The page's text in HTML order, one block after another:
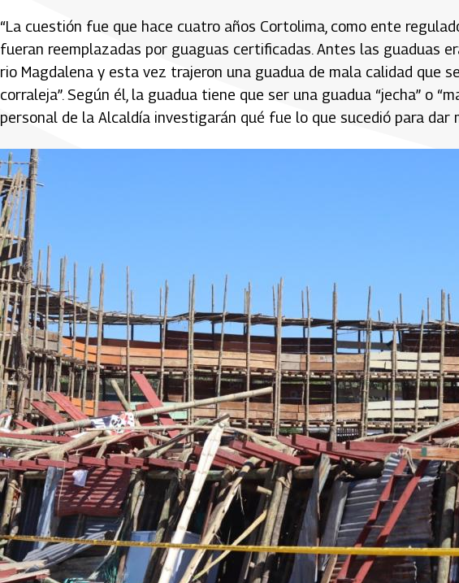
“La cuestión fue que hace cuatro años Cortolima, como ente
fueran reemplazadas por guaguas certificadas. Antes las guaduas
rio Magdalena y esta vez trajeron una guadua de mala calidad que
corraleja”. Según él, la guadua tiene que ser una guadua “jecha” o
personal de la Alcaldía investigarán qué fue lo que sucedió para dar